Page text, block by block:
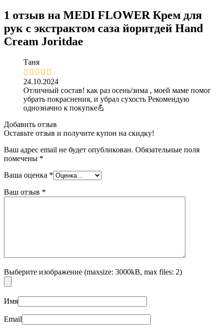
1 отзыв на MEDI FLOWER Крем для
рук с экстрактом саза йоритдей Hand
Cream Joritdae
Таня
24.10.2024
Отличный состав! как раз осень/зима , моей маме помог
убрать покраснения, и убрал сухость Рекомендую
однозначно к покупке💪
Добавить отзыв
Оставьте отзыв и получите купон на скидку!
Ваш адрес email не будет опубликован. Обязательные поля
помечены *
Ваша оценка *
Ваш отзыв *
Выберите изображение (maxsize: 3000kB, max files: 2)
Имя
Email